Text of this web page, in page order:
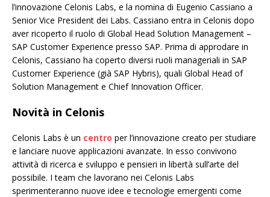
l’innovazione Celonis Labs, e la nomina di Eugenio Cassiano a
Senior Vice President dei Labs. Cassiano entra in Celonis dopo
aver ricoperto il ruolo di Global Head Solution Management –
SAP Customer Experience presso SAP. Prima di approdare in
Celonis, Cassiano ha coperto diversi ruoli manageriali in SAP
Customer Experience (già SAP Hybris), quali Global Head of
Solution Management e Chief Innovation Officer.
Novità in Celonis
Celonis Labs è un centro per l’innovazione creato per studiare
e lanciare nuove applicazioni avanzate. In esso convivono
attività di ricerca e sviluppo e pensieri in libertà sull’arte del
possibile. I team che lavorano nei Celonis Labs
sperimenteranno nuove idee e tecnologie emergenti come